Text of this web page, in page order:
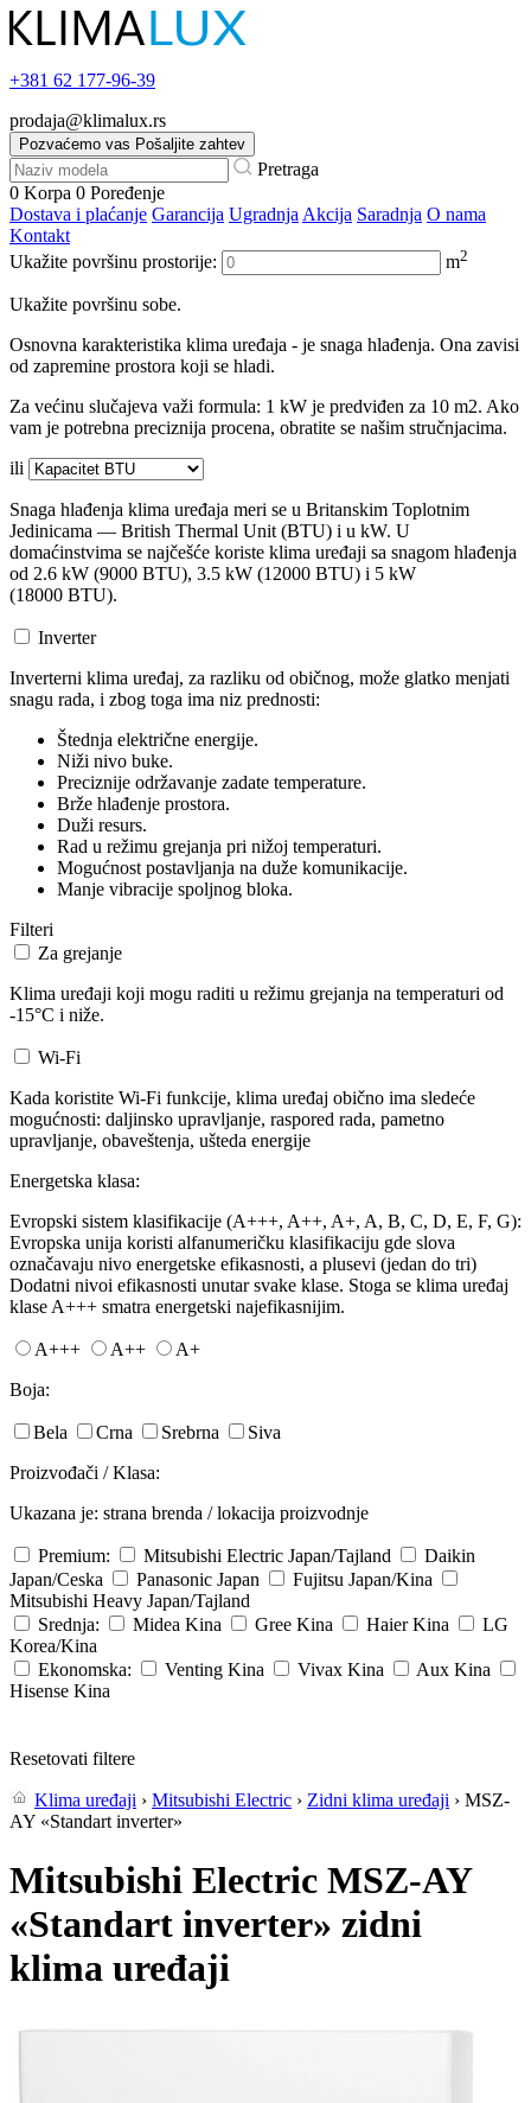
+381 62 177-96-39
prodaja@klimalux.rs
Pozvaćemo vas Pošaljite zahtev
Pretraga
0 Korpa 0 Poređenje
Dostava i plaćanje Garancija Ugradnja Akcija Saradnja O nama
Kontakt
Ukažite površinu prostorije:
m2
Ukažite površinu sobe.
Osnovna karakteristika klima uređaja - je snaga hlađenja. Ona zavisi
od zapremine prostora koji se hladi.
Za većinu slučajeva važi formula: 1 kW je predviđen za 10 m2. Ako
vam je potrebna preciznija procena, obratite se našim stručnjacima.
ili
Snaga hlađenja klima uređaja meri se u Britanskim Toplotnim
Jedinicama — British Thermal Unit (BTU) i u kW. U
domaćinstvima se najčešće koriste klima uređaji sa snagom hlađenja
od 2.6 kW (9000 BTU), 3.5 kW (12000 BTU) i 5 kW
(18000 BTU).
Inverter
Inverterni klima uređaj, za razliku od običnog, može glatko menjati
snagu rada, i zbog toga ima niz prednosti:
Štednja električne energije.
Niži nivo buke.
Preciznije održavanje zadate temperature.
Brže hlađenje prostora.
Duži resurs.
Rad u režimu grejanja pri nižoj temperaturi.
Mogućnost postavljanja na duže komunikacije.
Manje vibracije spoljnog bloka.
Filteri
Za grejanje
Klima uređaji koji mogu raditi u režimu grejanja na temperaturi od
-15°C i niže.
Wi-Fi
Kada koristite Wi-Fi funkcije, klima uređaj obično ima sledeće
mogućnosti: daljinsko upravljanje, raspored rada, pametno
upravljanje, obaveštenja, ušteda energije
Energetska klasa:
Evropski sistem klasifikacije (A+++, A++, A+, A, B, C, D, E, F, G):
Evropska unija koristi alfanumeričku klasifikaciju gde slova
označavaju nivo energetske efikasnosti, a plusevi (jedan do tri)
Dodatni nivoi efikasnosti unutar svake klase. Stoga se klima uređaj
klase A+++ smatra energetski najefikasnijim.
A+++ A++
A+
Boja:
Bela Crna Srebrna
Siva
Proizvođači / Klasa:
Ukazana je: strana brenda / lokacija proizvodnje
Premium: Mitsubishi Electric Japan/Tajland
Daikin
Japan/Ceska
Panasonic Japan Fujitsu Japan/Kina
Mitsubishi Heavy Japan/Tajland
Srednja:
Midea Kina Gree Kina Haier Kina
LG
Korea/Kina
Ekonomska:
Venting Kina Vivax Kina Aux Kina
Hisense Kina
Resetovati filtere
Klima uređaji › Mitsubishi Electric › Zidni klima uređaji › MSZ-
AY «Standart inverter»
Mitsubishi Electric MSZ-AY
«Standart inverter» zidni
klima uređaji